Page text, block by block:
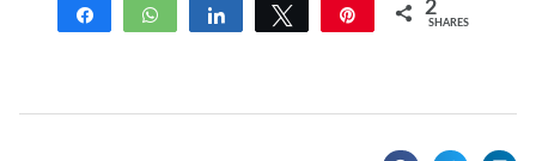
Share WhatsApp Share Tweet 2
SHARES